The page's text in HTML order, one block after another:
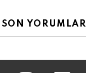
SON YORUMLAR